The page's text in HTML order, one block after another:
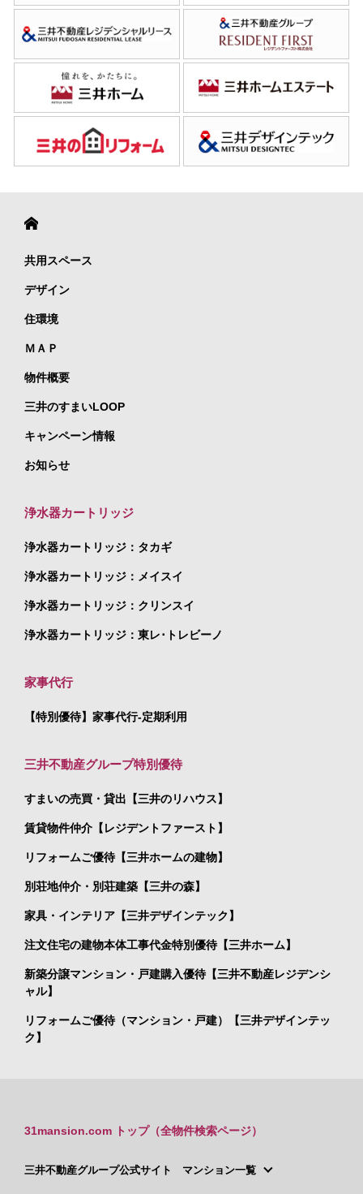
共用スペース
デザイン
住環境
ＭＡＰ
物件概要
三井のすまいLOOP
キャンペーン情報
お知らせ
浄水器カートリッジ
浄水器カートリッジ：タカギ
浄水器カートリッジ：メイスイ
浄水器カートリッジ：クリンスイ
浄水器カートリッジ：東レ･トレビーノ
家事代行
【特別優待】家事代行-定期利用
三井不動産グループ特別優待
すまいの売買・貸出【三井のリハウス】
賃貸物件仲介【レジデントファースト】
リフォームご優待【三井ホームの建物】
別荘地仲介・別荘建築【三井の森】
家具・インテリア【三井デザインテック】
注文住宅の建物本体工事代金特別優待【三井ホーム】
新築分譲マンション・戸建購入優待【三井不動産レジデンシ
ャル】
リフォームご優待（マンション・戸建）【三井デザインテッ
ク】
31mansion.com トップ（全物件検索ページ）
三井不動産グループ公式サイト マンション一覧